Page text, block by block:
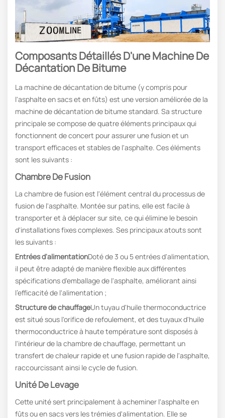
Composants Détaillés D'une Machine De
Décantation De Bitume
La machine de décantation de bitume (y compris pour
l'asphalte en sacs et en fûts) est une version améliorée de la
machine de décantation de bitume standard. Sa structure
principale se compose de quatre éléments principaux qui
fonctionnent de concert pour assurer une fusion et un
transport efficaces et stables de l'asphalte. Ces éléments
sont les suivants :
Chambre De Fusion
La chambre de fusion est l'élément central du processus de
fusion de l'asphalte. Montée sur patins, elle est facile à
transporter et à déplacer sur site, ce qui élimine le besoin
d'installations fixes complexes. Ses principaux atouts sont
les suivants :
Entrées d'alimentationDoté de 3 ou 5 entrées d'alimentation,
il peut être adapté de manière flexible aux différentes
spécifications d'emballage de l'asphalte, améliorant ainsi
l'efficacité de l'alimentation ;
Structure de chauffageUn tuyau d'huile thermoconductrice
est situé sous l'orifice de refoulement, et des tuyaux d'huile
thermoconductrice à haute température sont disposés à
l'intérieur de la chambre de chauffage, permettant un
transfert de chaleur rapide et une fusion rapide de l'asphalte,
raccourcissant ainsi le cycle de fusion.
Unité De Levage
Cette unité sert principalement à acheminer l'asphalte en
fûts ou en sacs vers les trémies d'alimentation. Elle se